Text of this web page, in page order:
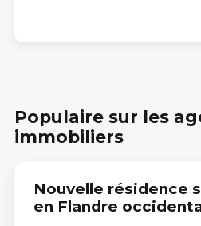
Populaire sur les
immobiliers
Nouvelle résidence
en Flandre